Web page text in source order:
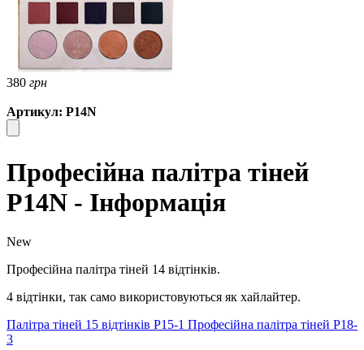
380 грн
Артикул: P14N
Професійна палітра тіней
P14N - Інформація
New
Професійна палітра тіней 14 відтінків.
4 відтінки, так само використовуються як хайлайтер.
Палітра тіней 15 відтінків P15-1 Професійна палітра тіней P18-
3